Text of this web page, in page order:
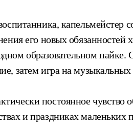
капельмейстер
его новых обязанностей
образовательном
затем игра на
постоянное чувство
и праздниках маленьких